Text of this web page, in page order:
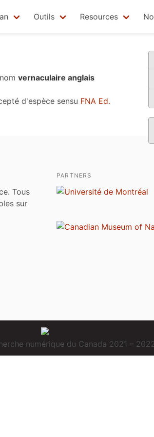
Outils Resources
vernaculaire anglais
d'espèce sensu FNA Ed.
Tous
sur
PARTNERS
numérique du Canada 2021 –